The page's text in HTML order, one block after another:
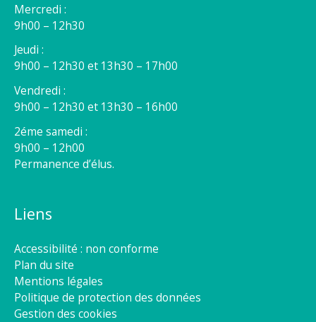
Mercredi :
9h00 – 12h30
Jeudi :
9h00 – 12h30 et 13h30 – 17h00
Vendredi :
9h00 – 12h30 et 13h30 – 16h00
2éme samedi :
9h00 – 12h00
Permanence d’élus.
Liens
Accessibilité : non conforme
Plan du site
Mentions légales
Politique de protection des données
Gestion des cookies